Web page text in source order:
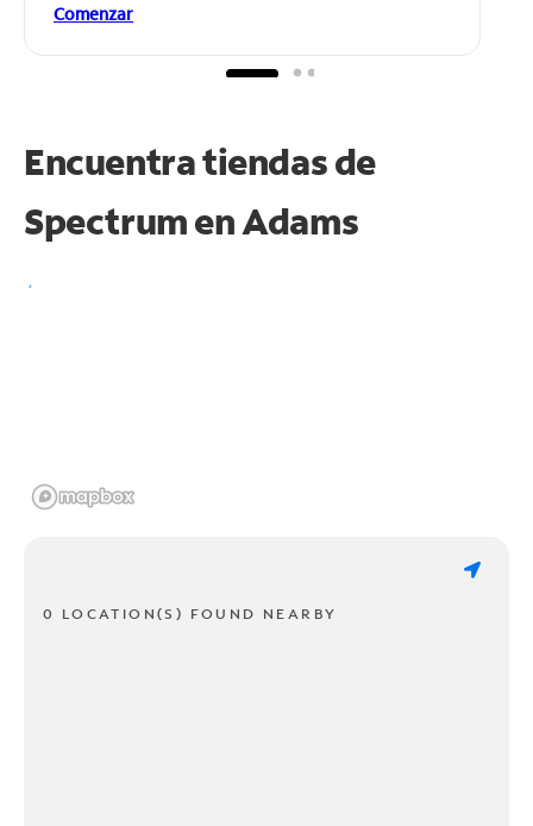
Comenzar
Encuentra tiendas de
Spectrum enAdams
0 LOCATION(S) FOUND NEARBY